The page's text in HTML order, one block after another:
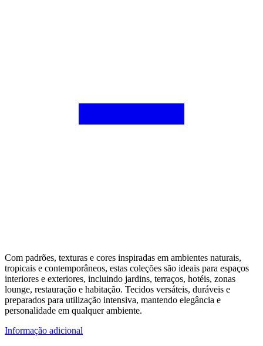
Com padrões, texturas e cores inspiradas em ambientes naturais,
tropicais e contemporâneos, estas coleções são ideais para espaços
interiores e exteriores, incluindo jardins, terraços, hotéis, zonas
lounge, restauração e habitação. Tecidos versáteis, duráveis e
preparados para utilização intensiva, mantendo elegância e
personalidade em qualquer ambiente.
Informação adicional